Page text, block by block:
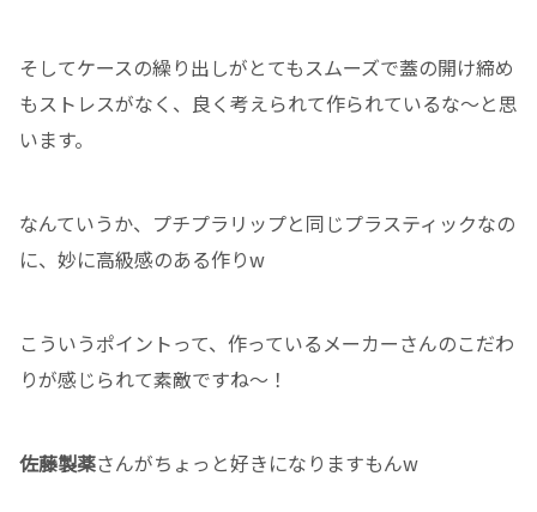
そしてケースの繰り出しがとてもスムーズで蓋の開け締め
もストレスがなく、良く考えられて作られているな〜と思
います。
なんていうか、プチプラリップと同じプラスティックなの
に、妙に高級感のある作りw
こういうポイントって、作っているメーカーさんのこだわ
りが感じられて素敵ですね〜！
佐藤製薬さんがちょっと好きになりますもんw